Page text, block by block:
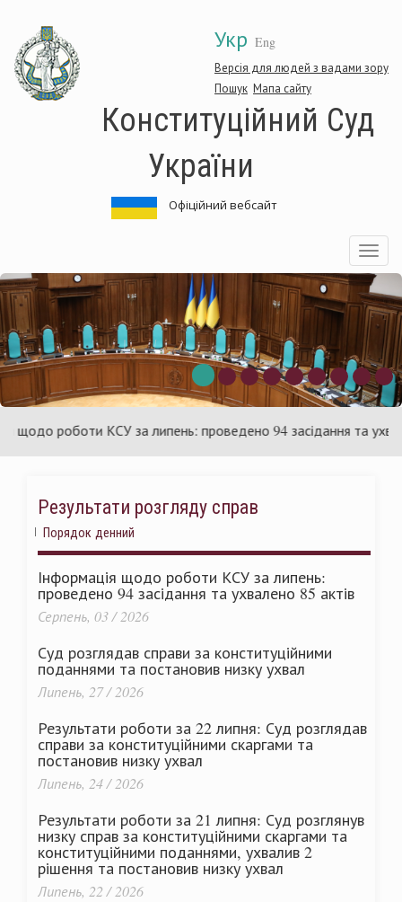
основного
матеріалу
Укр Eng
Версія для людей з вадами зору
Пошук Мапа сайту
Конституційний Суд
України
Офіційний вебсайт
Toggle
Суд
роботи КСУ за липень: проведено 94 засідання та
Результати розгляду справ
Порядок денний
Інформація щодо роботи КСУ за липень:
проведено 94 засідання та ухвалено 85 актів
Серпень, 03 / 2026
Суд розглядав справи за конституційними
поданнями та постановив низку ухвал
Липень, 27 / 2026
Результати роботи за 22 липня: Суд розглядав
справи за конституційними скаргами та
постановив низку ухвал
Липень, 24 / 2026
Результати роботи за 21 липня: Суд розглянув
низку справ за конституційними скаргами та
конституційними поданнями, ухвалив 2
рішення та постановив низку ухвал
Липень, 22 / 2026